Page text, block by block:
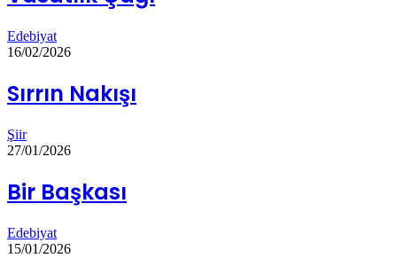
Edebiyat
16/02/2026
Sırrın Nakışı
Şiir
27/01/2026
Bir Başkası
Edebiyat
15/01/2026